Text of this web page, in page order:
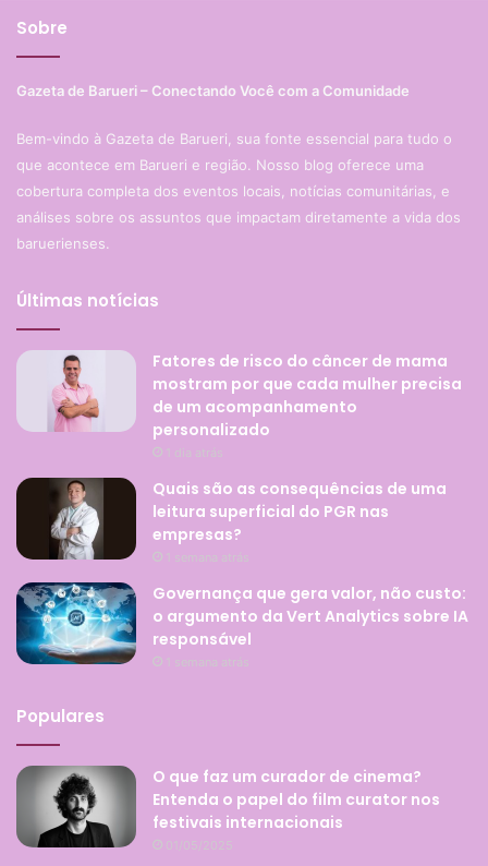
Sobre
Gazeta de Barueri – Conectando Você com a Comunidade
Bem-vindo à Gazeta de Barueri, sua fonte essencial para tudo o
que acontece em Barueri e região. Nosso blog oferece uma
cobertura completa dos eventos locais, notícias comunitárias, e
análises sobre os assuntos que impactam diretamente a vida dos
baruerienses.
Últimas notícias
Fatores de risco do câncer de mama
mostram por que cada mulher precisa
de um acompanhamento
personalizado
1 dia atrás
Quais são as consequências de uma
leitura superficial do PGR nas
empresas?
1 semana atrás
Governança que gera valor, não custo:
o argumento da Vert Analytics sobre IA
responsável
1 semana atrás
Populares
O que faz um curador de cinema?
Entenda o papel do film curator nos
festivais internacionais
01/05/2025